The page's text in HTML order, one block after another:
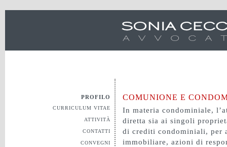
PROFILO
CURRICULUM VITAE
ATTIVITÀ
CONTATTI
CONVEGNI
COMUNIONE E
In materia condominiale,
diretta sia ai singoli
di crediti condominiali, per
immobiliare, azioni di